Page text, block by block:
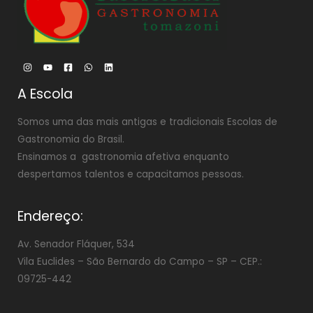
A Escola
Somos uma das mais antigas e tradicionais Escolas de
Gastronomia do Brasil.
Ensinamos a gastronomia afetiva enquanto
despertamos talentos e capacitamos pessoas.
Endereço:
Av. Senador Fláquer, 534
Vila Euclides – São Bernardo do Campo – SP – CEP.:
09725-442